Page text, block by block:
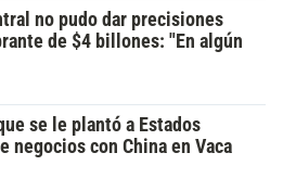
no pudo dar precisiones
de $4 billones: "En algún
se le plantó a Estados
negocios con China en Vaca